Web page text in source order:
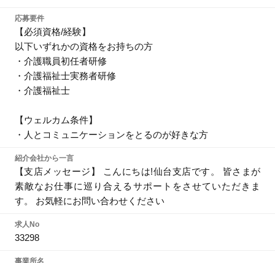
応募要件
【必須資格/経験】
以下いずれかの資格をお持ちの方
・介護職員初任者研修
・介護福祉士実務者研修
・介護福祉士
【ウェルカム条件】
・人とコミュニケーションをとるのが好きな方
紹介会社から一言
【支店メッセージ】 こんにちは!仙台支店です。 皆さまが
素敵なお仕事に巡り合えるサポートをさせていただきま
す。 お気軽にお問い合わせください
求人No
33298
事業所名